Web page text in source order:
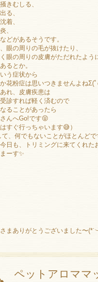
きむしる、
る、
着、
、
どがあるそうです。
眼の周りの毛が抜けたり、
眼の周りの皮膚がただれたよう
るとか。
う症状から
花粉症は思いつきませんよねΣ(
れ、皮膚疾患は
診すれば軽く済むので
ることがあったら
んへGo!です😝
はすぐ行っちゃいます😅）
て、何でもないことがほとんど
日も、トリミングに来てくれた
ーす✨
まありがとうございました〜
ペットアロママ